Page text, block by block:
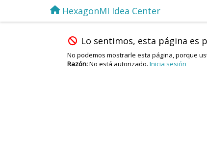
HexagonMI Idea Center
Lo sentimos, esta página es
No podemos mostrarle esta página, porque
Razón:No está autorizado. Inicia sesión